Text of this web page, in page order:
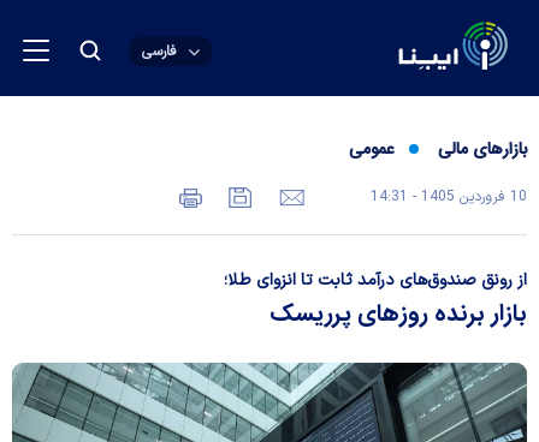
فارسی
بازارهای مالی عمومی
10 فروردين 1405 - 14:31
از رونق صندوق‌های درآمد ثابت تا انزوای طلا؛
بازار برنده روز‌های پرریسک